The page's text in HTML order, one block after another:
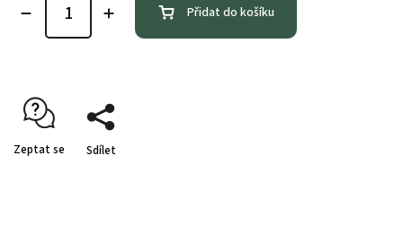
Přidat do košíku
Zeptat se Sdílet